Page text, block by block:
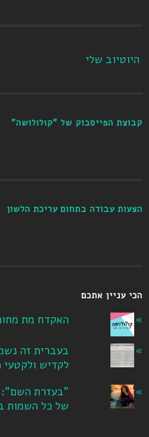
היוטיוב שלי
קבוצת הפייסבוק של "קולולושה"
הצעות עבודה בתחום עריכת הלשון
הכי עניין אתכם
האקדח מת
בעברית זה
לקדיש ולקטעי
"בעזרת השם":
של כל השמות